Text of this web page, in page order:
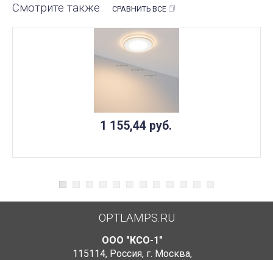
Смотрите также СРАВНИТЬ ВСЕ
1 155,44 руб.
OPTLAMPS.RU
ООО "КСО-1"
115114, Россия, г. Москва,